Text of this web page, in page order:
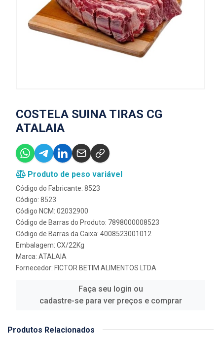
COSTELA SUINA TIRAS CG
ATALAIA
Produto de peso variável
Código do Fabricante: 8523
Código: 8523
Código NCM: 02032900
Código de Barras do Produto: 7898000008523
Código de Barras da Caixa: 4008523001012
Embalagem: CX/22Kg
Marca: ATALAIA
Fornecedor: FICTOR BETIM ALIMENTOS LTDA
Faça seu login ou
cadastre-se para ver preços e comprar
Produtos Relacionados